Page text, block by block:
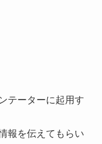
テーターに起用す
報を伝えてもらい